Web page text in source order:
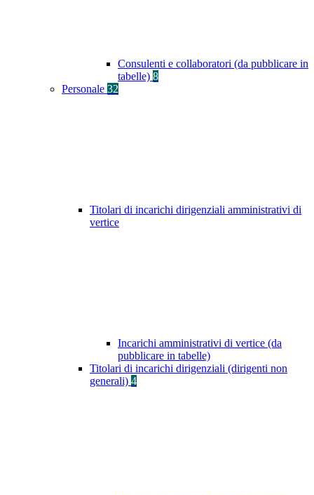
Consulenti e collaboratori (da pubblicare in
tabelle) 8
Personale 32
Titolari di incarichi dirigenziali amministrativi di
vertice
Incarichi amministrativi di vertice (da
pubblicare in tabelle)
Titolari di incarichi dirigenziali (dirigenti non
generali) 4